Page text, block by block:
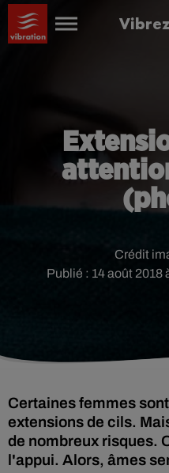
Publié : 14 août 2018
Crédit
Certaines femmes
extensions de cils.
de nombreux risques.
l'appui. Alors, âmes